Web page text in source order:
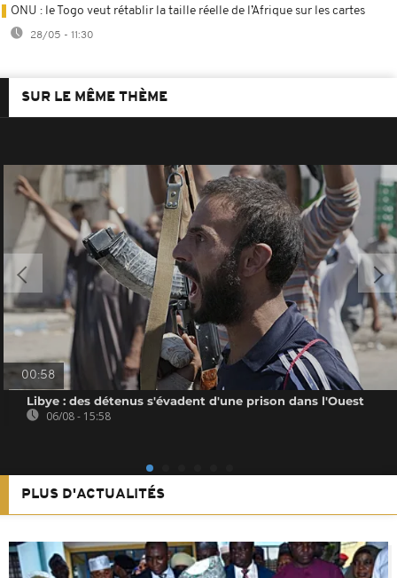
ONU : le Togo veut rétablir la taille réelle de l’Afrique sur les cartes
28/05 - 11:30
SUR LE MÊME THÈME
00:58
Libye : des détenus s'évadent d'une prison dans l'Ouest
06/08 - 15:58
PLUS D'ACTUALITÉS